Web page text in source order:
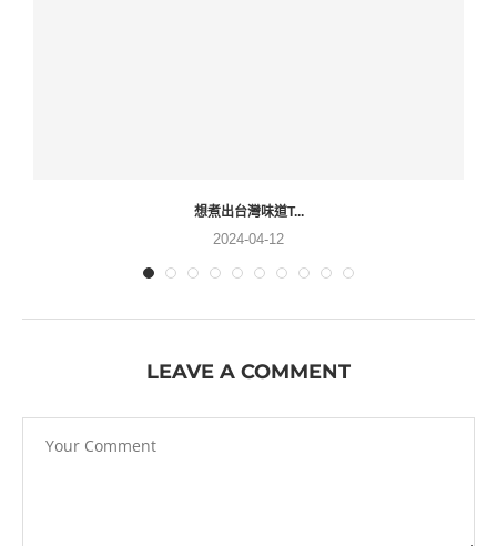
想煮出台灣味道T...
2024-04-12
LEAVE A COMMENT